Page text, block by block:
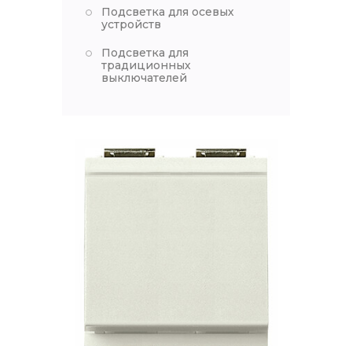
Подсветка для осевых
устройств
Подсветка для
традиционных
выключателей